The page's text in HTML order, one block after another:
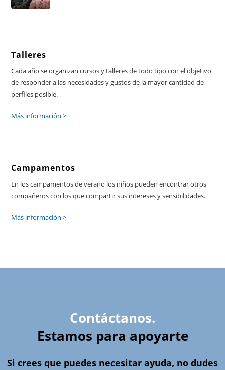
Talleres
Cada año se organizan cursos y talleres de todo tipo con el objetivo
de responder a las necesidades y gustos de la mayor cantidad de
perfiles posible.
Más información >
Campamentos
En los campamentos de verano los niños pueden encontrar otros
compañeros con los que compartir sus intereses y sensibilidades.
Más información >
Contáctanos.
Estamos para apoyarte
Si crees que puedes necesitar ayuda, no dudes